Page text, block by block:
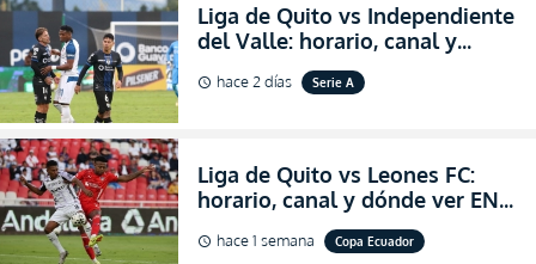
Liga de Quito vs Independiente
del Valle: horario, canal y
dónde ver EN VIVO el
partidazo por la fecha 24 de la
schedule hace 2 días Serie A
Liga de Quito vs Leones FC:
horario, canal y dónde ver EN
VIVO los octavos de final de la
Copa Ecuador 2026
schedule hace 1 semana Copa Ecuador